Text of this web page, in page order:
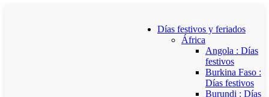
Días festivos y feriados
África
Angola : Días
festivos
Burkina Faso :
Días festivos
Burundi : Días